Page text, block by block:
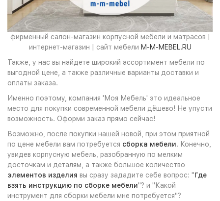
фирменный салон-магазин корпусной мебели и матрасов |
интернет-магазин | сайт мебели M-M-MEBEL.RU
Также, у нас вы найдете широкий ассортимент мебели по
выгодной цене, а также различные варианты доставки и
оплаты заказа.
Именно поэтому, компания 'Моя Мебель' это идеальное
место для покупки современной мебели дёшево! Не упусти
возможность. Оформи заказ прямо сейчас!
Возможно, после покупки нашей новой, при этом приятной
по цене мебели вам потребуется сборка мебели. Конечно,
увидев корпусную мебель, разобранную по мелким
досточкам и деталям, а также большое количество
элементов изделия вы сразу зададите себе вопрос: "Где
взять инструкцию по сборке мебели"? и "Какой
инструмент для сборки мебели мне потребуется"?